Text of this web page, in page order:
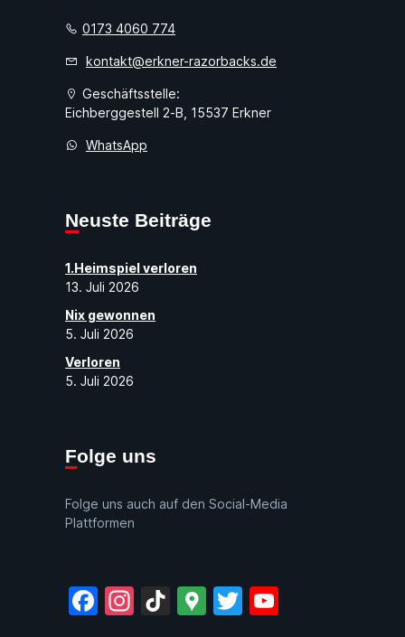
0173 4060 774
kontakt@erkner-razorbacks.de
Geschäftsstelle:
Eichberggestell 2-B, 15537 Erkner
WhatsApp
Neuste Beiträge
1.Heimspiel verloren
13. Juli 2026
Nix gewonnen
5. Juli 2026
Verloren
5. Juli 2026
Folge uns
Folge uns auch auf den Social-Media
Plattformen
Facebook
Instagram
TikTok
GoogleTwitter